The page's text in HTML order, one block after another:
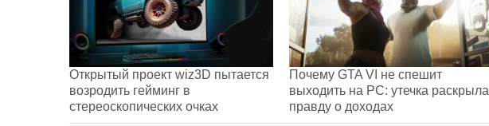
Открытый проект wiz3D пытается
возродить гейминг в
стереоскопических очках
Почему GTA VI не спешит
выходить на PC: утечка раскрыла
правду о доходах